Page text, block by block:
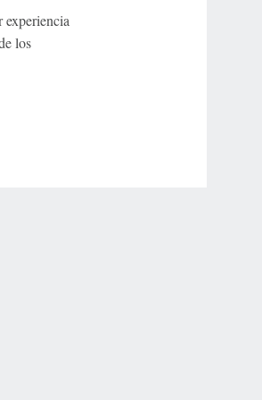
experiencia
los